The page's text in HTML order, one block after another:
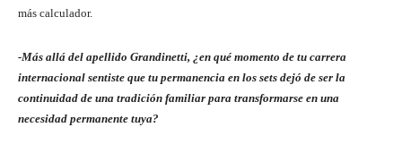
más calculador.
-Más allá del apellido Grandinetti, ¿en qué momento de tu carrera
internacional sentiste que tu permanencia en los sets dejó de ser la
continuidad de una tradición familiar para transformarse en una
necesidad permanente tuya?